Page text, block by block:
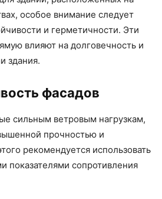
особое внимание следует
и герметичности. Эти
влияют на долговечность и
здания.
фасадов
сильным ветровым нагрузкам,
прочностью и
рекомендуется использовать
показателями сопротивления